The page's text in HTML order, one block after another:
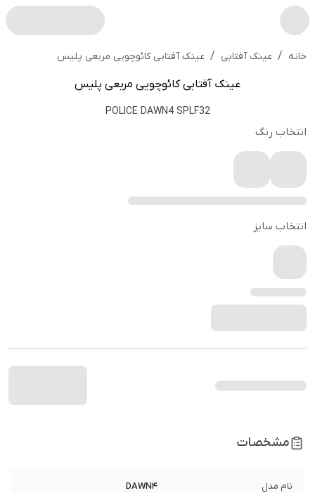
خانه / عینک آفتابی / عینک آفتابی کائوچویی مربعی پلیس
عینک آفتابی کائوچویی مربعی پلیس
POLICE DAWN4 SPLF32
انتخاب رنگ
انتخاب سایز
مشخصات
نام مدل DAWN4